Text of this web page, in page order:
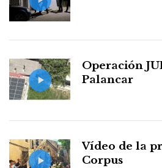
Operación
Palancar
Vídeo de la
Corpus